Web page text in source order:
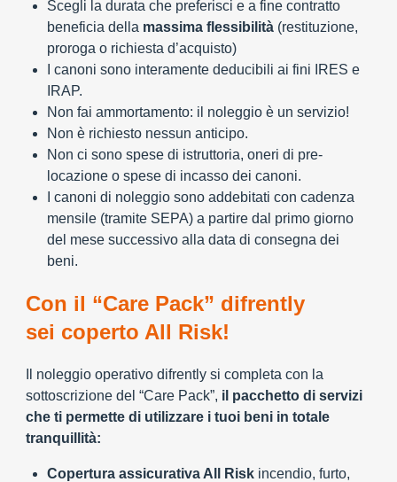
Scegli la durata che preferisci e a fine contratto
beneficia della massima flessibilità (restituzione,
proroga o richiesta d’acquisto)
I canoni sono interamente deducibili ai fini IRES e
IRAP.
Non fai ammortamento: il noleggio è un servizio!
Non è richiesto nessun anticipo.
Non ci sono spese di istruttoria, oneri di pre-
locazione o spese di incasso dei canoni.
I canoni di noleggio sono addebitati con cadenza
mensile (tramite SEPA) a partire dal primo giorno
del mese successivo alla data di consegna dei
beni.
Con il “Care Pack” difrently
sei coperto All Risk!
Il noleggio operativo difrently si completa con la
sottoscrizione del “Care Pack”, il pacchetto di servizi
che ti permette di utilizzare i tuoi beni in totale
tranquillità:
Copertura assicurativa All Risk incendio, furto,